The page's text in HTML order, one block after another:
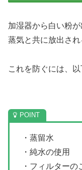
加湿器から白い粉
蒸気と共に放出され
これを防ぐには、
・蒸留水
・純水の使用
・フィルターの